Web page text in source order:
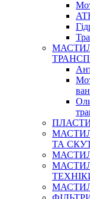
ТА